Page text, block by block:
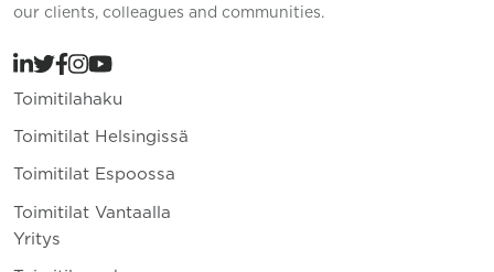
our clients, colleagues and communities.
Toimitilahaku
Toimitilat Helsingissä
Toimitilat Espoossa
Toimitilat Vantaalla
Yritys